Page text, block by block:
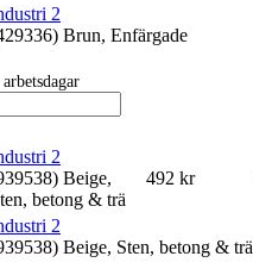
2
Brun, Enfärgade
2
Beige,
betong & trä
492 kr
2
Beige, Sten, betong & trä